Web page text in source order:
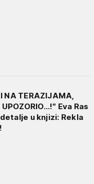
NA TERAZIJAMA,
Eva Ras
u knjizi: Rekla